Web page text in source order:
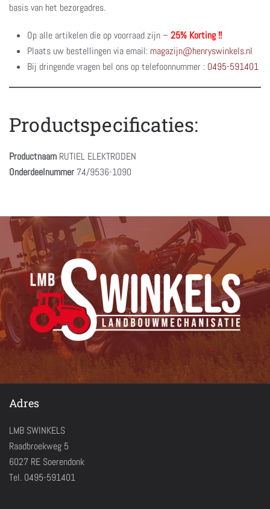
basis van het bezorgadres.
Op alle artikelen die op voorraad zijn – 25% Korting !!
Plaats uw bestellingen via email: magazijn@henryswinkels.nl
Bij dringende vragen bel ons op telefoonnummer : 0495-591401
Productspecificaties:
Productnaam RUTIEL ELEKTRODEN
Onderdeelnummer 74/9536-1090
Adres
LMB SWINKELS
Raadbroekweg 5
6027 RE Soerendonk
Tel. 0495-591401